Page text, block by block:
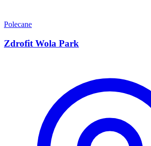
Polecane
Zdrofit Wola Park